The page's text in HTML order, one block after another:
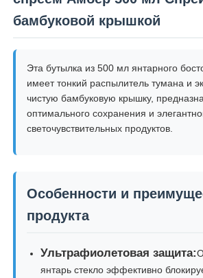
Главная страница
Продукция
бамбуковой крышкой
Эта бутылка из 500 мл янтарного
имеет тонкий распылитель тумана и
чистую бамбуковую крышку,
оптимального сохранения и
светочувствительных продуктов.
Особенности и
продукта
Ультрафиолетовая защита:
янтарь стекло эффективно